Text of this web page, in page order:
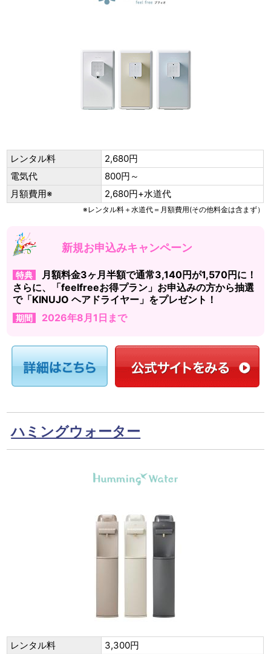
レンタル料
2,680円
電気代
800円～
月額費用※
2,680円+水道代
※レンタル料＋水道代＝月額費用(その他料金は含まず）
新規お申込みキャンペーン
特典
月額料金3ヶ月半額で通常3,140円が1,570円に！
さらに、「feelfreeお得プラン」お申込みの方から抽選
で「KINUJO ヘアドライヤー」をプレゼント！
期間 2026年8月1日まで
ハミングウォーター
レンタル料
3,300円